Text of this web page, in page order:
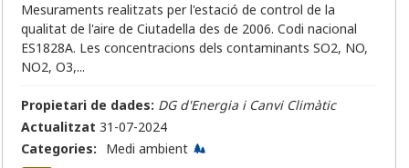
Mesuraments realitzats per l'estació de control de la
qualitat de l'aire de Ciutadella des de 2006. Codi nacional
ES1828A. Les concentracions dels contaminants SO2, NO,
NO2, O3,...
Propietari de dades: DG d'Energia i Canvi Climàtic
Actualitzat 31-07-2024
Categories:
Medi ambient